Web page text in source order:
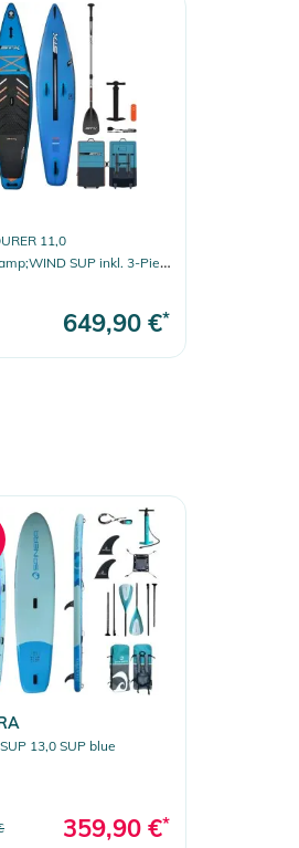
11,0
SUP inkl. 3-Piece
649,90 €*
13,0 SUP blue
359,90 €*